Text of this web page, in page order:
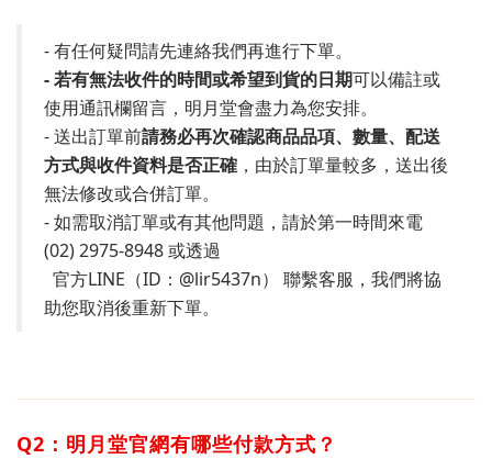
- 有任何疑問請先連絡我們再進行下單。
- 若有無法收件的時間或希望到貨的日期可以備註或
使用通訊欄留言，明月堂會盡力為您安排。
- 送出訂單前請務必再次確認商品品項、數量、配送
方式與收件資料是否正確 ，由於訂單量較多，送出後
無法修改或合併訂單。
- 如需取消訂單或有其他問題，請於第一時間來電
(02) 2975-8948 或透過
官方LINE（ID：@lir5437n） 聯繫客服，我們將協
助您取消後重新下單。
Q2： 明月堂官網有哪些付款方式？